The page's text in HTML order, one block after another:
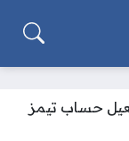
حساب تيمز